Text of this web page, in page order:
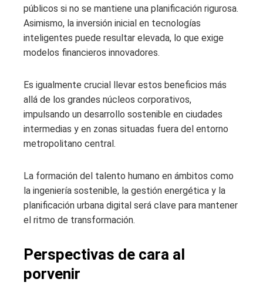
públicos si no se mantiene una planificación rigurosa.
Asimismo, la inversión inicial en tecnologías
inteligentes puede resultar elevada, lo que exige
modelos financieros innovadores.
Es igualmente crucial llevar estos beneficios más
allá de los grandes núcleos corporativos,
impulsando un desarrollo sostenible en ciudades
intermedias y en zonas situadas fuera del entorno
metropolitano central.
La formación del talento humano en ámbitos como
la ingeniería sostenible, la gestión energética y la
planificación urbana digital será clave para mantener
el ritmo de transformación.
Perspectivas de cara al
porvenir